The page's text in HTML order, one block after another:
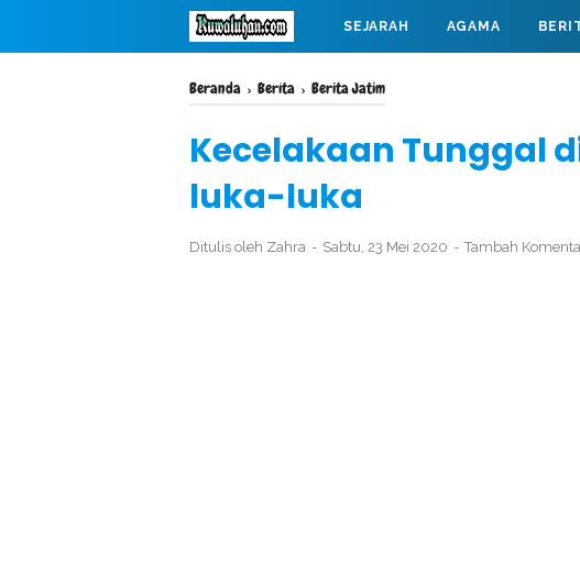
SEJARAH AGAMA
MAHABARATA
Beranda › Berita › Berita Jatim
Kecelakaan Tunggal
luka-luka
Ditulis oleh Zahra Sabtu, 23 Mei 2020 Tambah